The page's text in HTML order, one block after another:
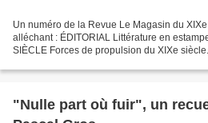
Un numéro de la Revue Le Magasin du
alléchant : ÉDITORIAL Littérature en
SIÈCLE Forces de propulsion du XIXe
"Nulle part où fuir", un